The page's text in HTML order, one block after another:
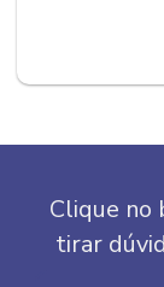
Clique no
tirar